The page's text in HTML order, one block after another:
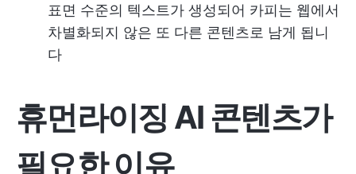
표면 수준의 텍스트가 생성되어 카피는 웹에서
차별화되지 않은 또 다른 콘텐츠로 남게 됩니
다
휴먼라이징 AI 콘텐츠가
필요한 이유